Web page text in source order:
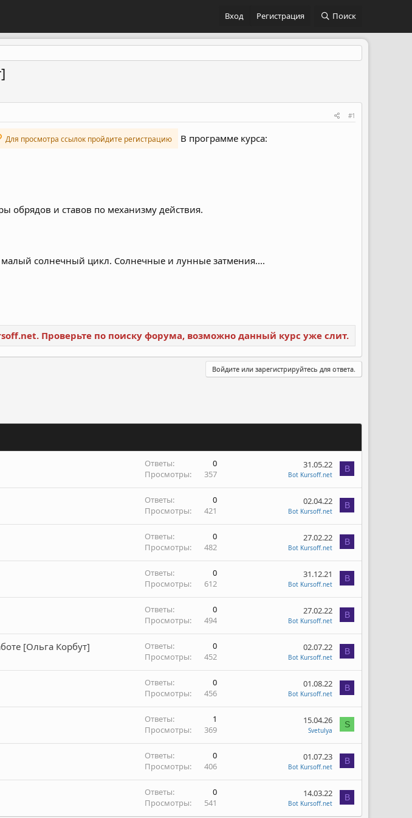
Вход Регистрация Поиск
#1
Для просмотра ссылок пройдите регистрацию В программе курса:
обрядов и ставов по механизму действия.
солнечный цикл. Солнечные и лунные затмения....
Проверьте по поиску форума, возможно данный курс уже слит.
Войдите или зарегистрируйтесь для ответа.
Ответы
0
Просмотры
357
31.05.22
Bot Kursoff.net
B
Ответы
0
Просмотры
421
02.04.22
Bot Kursoff.net
B
Ответы
0
Просмотры
482
27.02.22
Bot Kursoff.net
B
Ответы
0
Просмотры
612
31.12.21
Bot Kursoff.net
B
Ответы
0
Просмотры
494
27.02.22
Bot Kursoff.net
B
[Ольга Корбут] Ответы
0
Просмотры
452
02.07.22
Bot Kursoff.net
B
Ответы
0
Просмотры
456
01.08.22
Bot Kursoff.net
B
Ответы
1
Просмотры
369
15.04.26
Svetulya
S
Ответы
0
Просмотры
406
01.07.23
Bot Kursoff.net
B
Ответы
0
Просмотры
541
14.03.22
Bot Kursoff.net
B